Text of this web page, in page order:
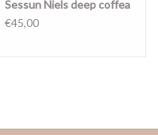
Sessun Niels deep coffea
€45,00